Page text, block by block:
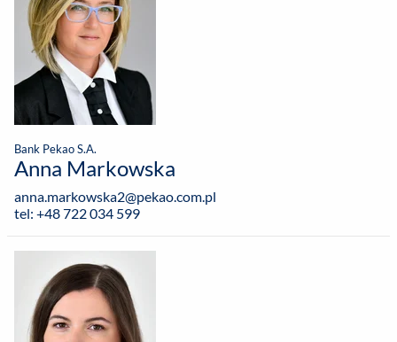
Bank Pekao S.A.
Anna Markowska
anna.markowska2@pekao.com.pl
tel: +48 722 034 599